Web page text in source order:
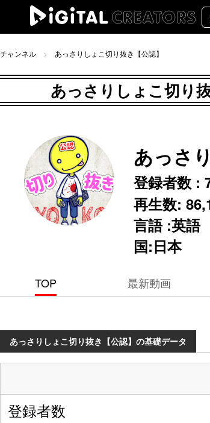
チャンネル あっさりしょこ切り抜き【公認】
あっさりしょこ切り
あっさ
登録者数 :
再生数:
言語 :英語
国:日本
TOP 最新動画
あっさりしょこ切り抜き【公認】の基礎データ
登録者数